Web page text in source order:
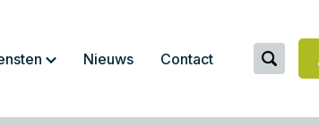
Nieuws Contact